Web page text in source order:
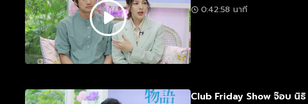
0:42:58 นาที
Club Friday Show จ๊อบ นิธิ